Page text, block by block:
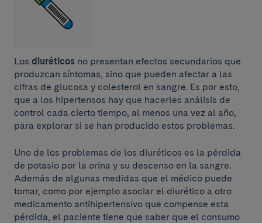
Los diuréticos no presentan efectos secundarios que
produzcan síntomas, sino que pueden afectar a las
cifras de glucosa y colesterol en sangre. Es por esto,
que a los hipertensos hay que hacerles análisis de
control cada cierto tiempo, al menos una vez al año,
para explorar si se han producido estos problemas.
Uno de los problemas de los diuréticos es la pérdida
de potasio por la orina y su descenso en la sangre.
Además de algunas medidas que el médico puede
tomar, como por ejemplo asociar el diurético a otro
medicamento antihipertensivo que compense esta
pérdida, el paciente tiene que saber que el consumo